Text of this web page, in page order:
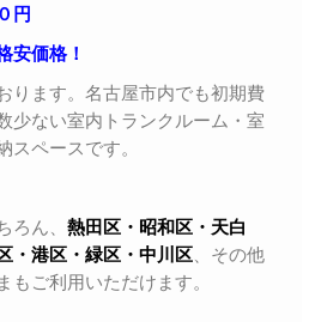
円
安価格！
ります。名古屋市内でも初期費
少ない室内トランクルーム・室
スペースです。
ろん、 熱田区・昭和区・天白
・港区・緑区・中川区 、その他
もご利用いただけます。